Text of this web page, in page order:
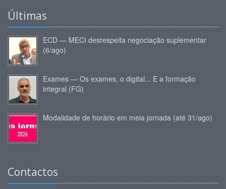
Últimas
ECD — MECI desrespeita negociação suplementar
(6/ago)
Exames — Os exames, o digital... E a formação
integral (FG)
Modalidade de horário em meia jornada (até 31/ago)
Contactos